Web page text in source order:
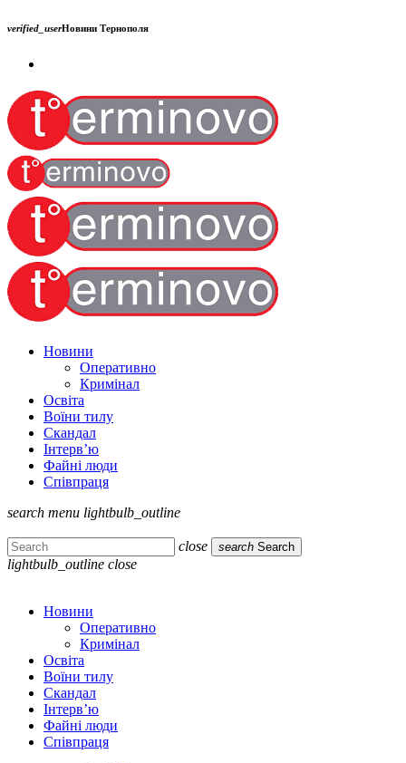
verified_userНовини Тернополя
Новини
Оперативно
Кримінал
Освіта
Воїни тилу
Скандал
Інтерв’ю
Файні люди
Співпраця
search menu lightbulb_outline
close search Search
lightbulb_outline close
Новини
Оперативно
Кримінал
Освіта
Воїни тилу
Скандал
Інтерв’ю
Файні люди
Співпраця